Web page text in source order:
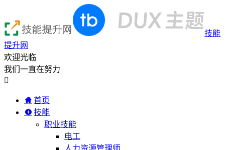
技能
提升网
欢迎光临
我们一直在努力

首页
技能
职业技能
电工
人力资源管理师